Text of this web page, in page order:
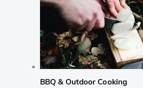
BBQ & Outdoor Cooking